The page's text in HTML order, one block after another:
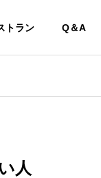
トラン Q＆A
人